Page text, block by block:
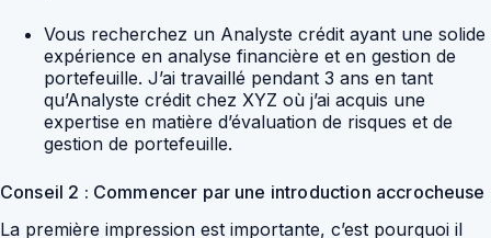
Vous recherchez un Analyste crédit ayant une solide
expérience en analyse financière et en gestion de
portefeuille. J’ai travaillé pendant 3 ans en tant
qu’Analyste crédit chez XYZ où j’ai acquis une
expertise en matière d’évaluation de risques et de
gestion de portefeuille.
Conseil 2 : Commencer par une introduction accrocheuse
La première impression est importante, c’est pourquoi il